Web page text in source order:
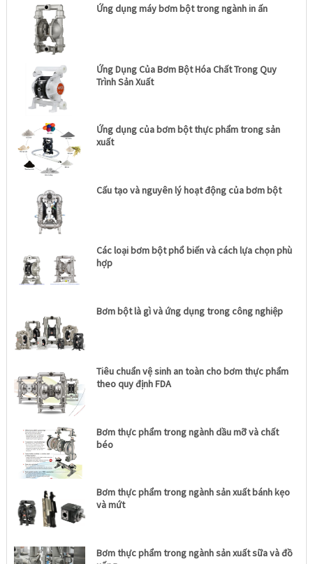
Ứng dụng máy bơm bột trong ngành in ấn
Ứng Dụng Của Bơm Bột Hóa Chất Trong Quy
Trình Sản Xuất
Ứng dụng của bơm bột thực phẩm trong sản
xuất
Cấu tạo và nguyên lý hoạt động của bơm bột
Các loại bơm bột phổ biến và cách lựa chọn phù
hợp
Bơm bột là gì và ứng dụng trong công nghiệp
Tiêu chuẩn vệ sinh an toàn cho bơm thực phẩm
theo quy định FDA
Bơm thực phẩm trong ngành dầu mỡ và chất
béo
Bơm thực phẩm trong ngành sản xuất bánh kẹo
và mứt
Bơm thực phẩm trong ngành sản xuất sữa và đồ